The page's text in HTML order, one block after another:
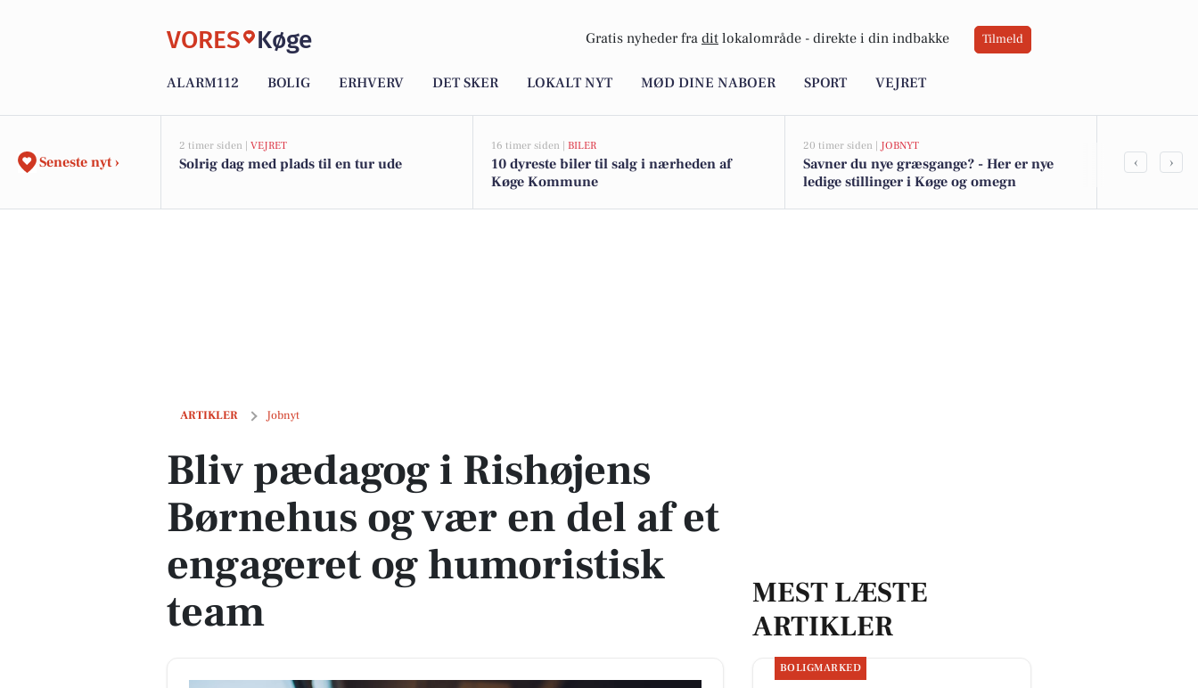
VORES Køge Gratis nyheder fra dit lokalområde - direkte i din indbakke Tilmeld
ALARM112 BOLIG ERHVERV DET SKER LOKALT NYT MØD DINE NABOER SPORT VEJRET
Seneste nyt ›
2 timer siden | VEJRET
Solrig dag med plads til en tur ude
16 timer siden | BILER
10 dyreste biler til salg i nærheden af
Køge Kommune
20 timer siden | JOBNYT
Savner du nye græsgange? - Her er nye
ledige stillinger i Køge og omegn
For
‹ ›
ARTIKLER Jobnyt
Bliv pædagog i Rishøjens Børnehus og vær en del af et engageret og humoristisk team
Bliv pædagog i Rishøjens
Børnehus og vær en del af et
engageret og humoristisk
team
MEST LÆSTE
ARTIKLER
BOLIGMARKED